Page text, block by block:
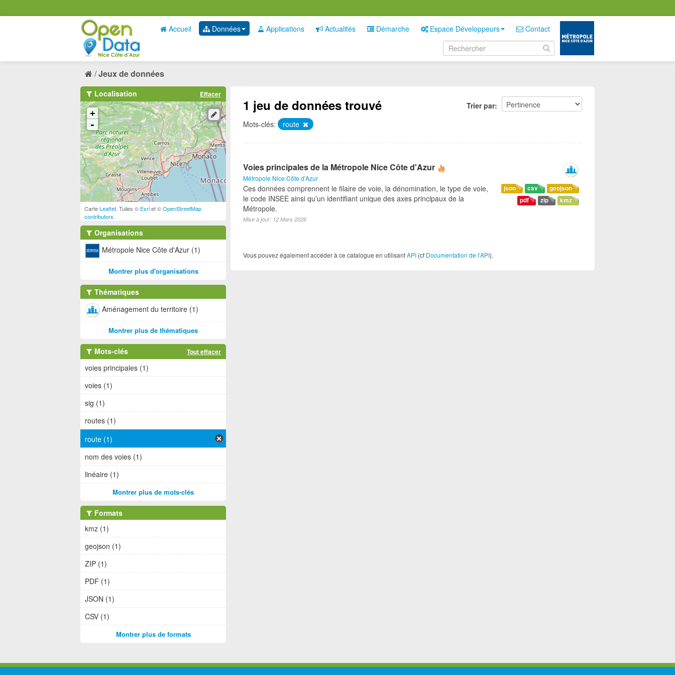
Accueil Données Applications Actualités Démarche Espace Développeurs Contact
Jeux de données
Trier par
1 jeu de données trouvé
Mots-clés: route
Voies principales de la Métropole Nice Côte d'Azur
Métropole Nice Côte d'Azur
geojson
csv
json
kmz
zip
pdf
Ces données comprennent le filaire de voie, la dénomination, le type de voie,
le code INSEE ainsi qu’un identifiant unique des axes principaux de la
Métropole.
Mise à jour: 12 Mars 2026
Vous pouvez également accéder à ce catalogue en utilisantAPI (cf Documentation de l'API).
Localisation Effacer
+
-
CarteLeaflet . Tuiles © Esriet ©OpenStreetMap
contributors
Organisations
Métropole Nice Côte d'Azur (1)
Montrer plus d'organisations
Thématiques
Aménagement du territoire (1)
Montrer plus de thématiques
Mots-clés Tout effacer
voies principales (1)
voies (1)
sig (1)
routes (1)
route (1)
nom des voies (1)
linéaire (1)
Montrer plus de mots-clés
Formats
kmz (1)
geojson (1)
ZIP (1)
PDF (1)
JSON (1)
CSV (1)
Montrer plus de formats